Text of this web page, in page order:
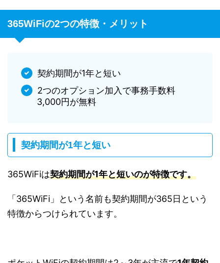
365WiFiの2つの特徴・メリット
契約期間が1年と短い
2つのオプション加入で事務手数料
3,000円が無料
契約期間が1年と短い
365WiFiは契約期間が1年と短いのが特徴です。
「365WiFi」という名前も契約期間が365日という
特徴からつけられています。